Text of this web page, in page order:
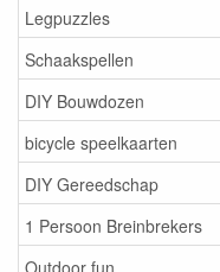
Legpuzzles
Schaakspellen
DIY Bouwdozen
bicycle speelkaarten
DIY Gereedschap
1 Persoon Breinbrekers
Outdoor fun